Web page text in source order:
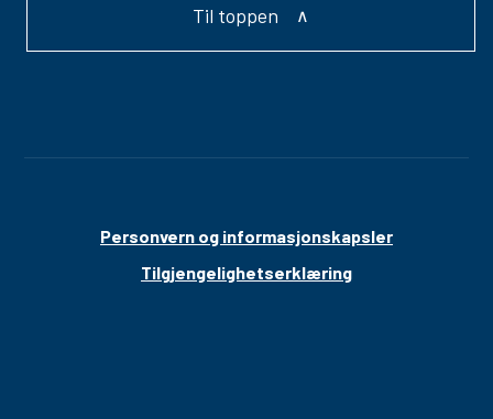
Til toppen
Personvern og informasjonskapsler
Tilgjengelighetserklæring